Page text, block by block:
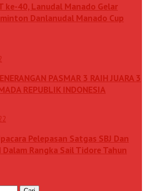
ke-40, Lanudal Manado Gelar
Danlanudal Manado Cup
PASMAR 3 RAIH JUARA 3
REPUBLIK INDONESIA
Pelepasan Satgas SBJ Dan
Dalam Rangka Sail Tidore Tahun